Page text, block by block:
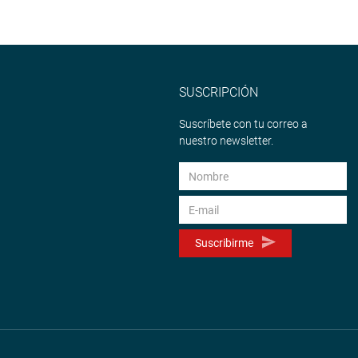
SUSCRIPCIÓN
Suscríbete con tu correo a
nuestro newsletter.
Suscribirme